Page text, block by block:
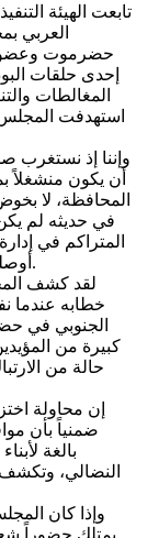
تابعت الهيئة
العربي
حضرموت وعضو
إحدى حلقات
المغالطات
استهدفت المجلس
وإننا إذ
أن يكون منشغلاً
المحافظة، لا
في حديثه لم
المتراكم في
أوصلت حضرموت إلى واحدة من أصعب مراحلها.
لقد كشف
خطابه عندما
الجنوبي في
كبيرة من
حالة من
إن محاولة
ضمنياً بأن
بالغة
النضالي،
وإذا كان
يمتلك حضوراً